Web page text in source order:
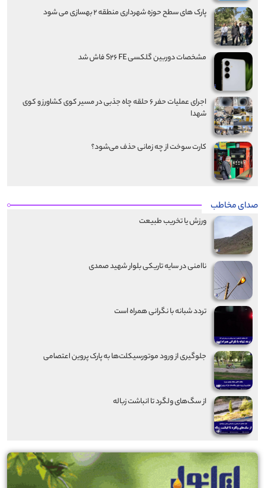
پارک های سطح حوزه شهرداری منطقه ۲ بهسازی می شود
مشخصات دوربین گلکسی S۲۶ FE فاش شد
اجرای عملیات حفر ۶ حلقه چاه جذبی در مسیر کوی کشاورز و کوی
شهدا
کارت سوخت از چه زمانی حذف می‌شود؟
صدای مخاطب
ورزش یا تخریب طبیعت
ناامنی در سایه تاریکی بلوار شهید صمدی
تردد شبانه با نگرانی همراه است
جلوگیری از ورود موتورسیکلت‌ها به پارک پروین اعتصامی
از سگ‌های ولگرد تا انباشت زباله